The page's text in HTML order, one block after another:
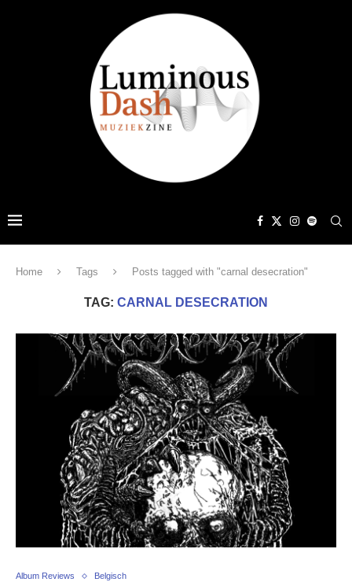
Home Tags Posts tagged with "carnal desecration"
TAG: CARNAL DESECRATION
Album Reviews Belgisch